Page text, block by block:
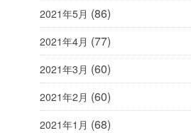
2021年5月 (86)
2021年4月 (77)
2021年3月 (60)
2021年2月 (60)
2021年1月 (68)